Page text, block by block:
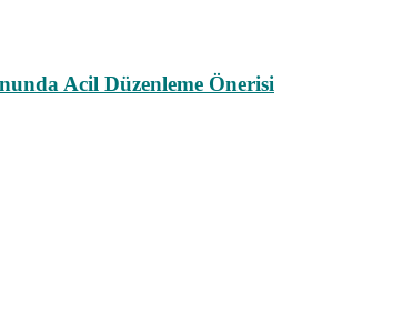
Acil Düzenleme Önerisi